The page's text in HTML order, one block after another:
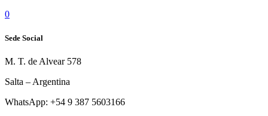
0
Sede Social
M. T. de Alvear 578
Salta – Argentina
WhatsApp: +54 9 387 5603166